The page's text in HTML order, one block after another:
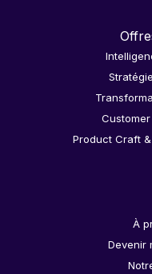
Product Craft
À
Devenir